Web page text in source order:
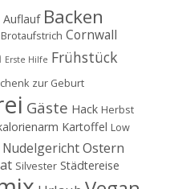
Auflauf Backen
Brotaufstrich Cornwall
Erste Hilfe Frühstück
zur Geburt
Gäste Hack Herbst
Kartoffel Low
NudelgerichtOstern
Silvester Städtereise